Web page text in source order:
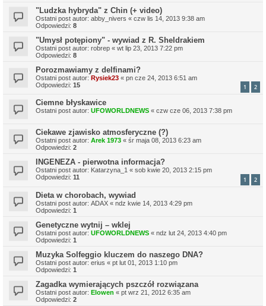
"Ludzka hybryda" z Chin (+ video)
Ostatni post autor: abby_nivers « czw lis 14, 2013 9:38 am
Odpowiedzi: 8
"Umysł potępiony" - wywiad z R. Sheldrakiem
Ostatni post autor: robrep « wt lip 23, 2013 7:22 pm
Odpowiedzi: 8
Porozmawiamy z delfinami?
Ostatni post autor: Rysiek23 « pn cze 24, 2013 6:51 am
Odpowiedzi: 15 1 2
Ciemne błyskawice
Ostatni post autor: UFOWORLDNEWS « czw cze 06, 2013 7:38 pm
Ciekawe zjawisko atmosferyczne (?)
Ostatni post autor: Arek 1973 « śr maja 08, 2013 6:23 am
Odpowiedzi: 2
INGENEZA - pierwotna informacja?
Ostatni post autor: Katarzyna_1 « sob kwie 20, 2013 2:15 pm
Odpowiedzi: 11 1 2
Dieta w chorobach, wywiad
Ostatni post autor: ADAX « ndz kwie 14, 2013 4:29 pm
Odpowiedzi: 1
Genetyczne wytnij – wklej
Ostatni post autor: UFOWORLDNEWS « ndz lut 24, 2013 4:40 pm
Odpowiedzi: 1
Muzyka Solfeggio kluczem do naszego DNA?
Ostatni post autor: erius « pt lut 01, 2013 1:10 pm
Odpowiedzi: 1
Zagadka wymierających pszczół rozwiązana
Ostatni post autor: Elowen « pt wrz 21, 2012 6:35 am
Odpowiedzi: 2